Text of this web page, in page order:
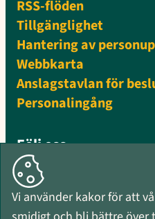
RSS-flöden
Tillgänglighet
Hantering av
Webbkarta
Anslagstavlan för
Personalingång
Följ oss
Facebook
Instagram
Mynewsdesk
Vi använder kakor för att